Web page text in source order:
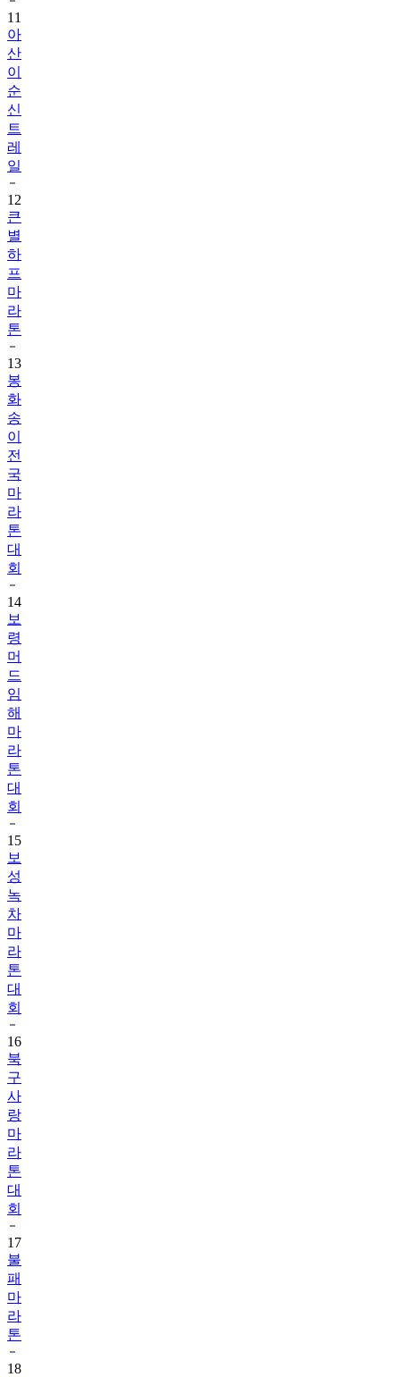
11
아
산
이
순
신
트
레
일
12
큰
별
하
프
마
라
톤
13
봉
화
송
이
전
국
마
라
톤
대
회
14
보
령
머
드
임
해
마
라
톤
대
회
15
보
성
녹
차
마
라
톤
대
회
16
북
구
사
랑
마
라
톤
대
회
17
불
패
마
라
톤
18